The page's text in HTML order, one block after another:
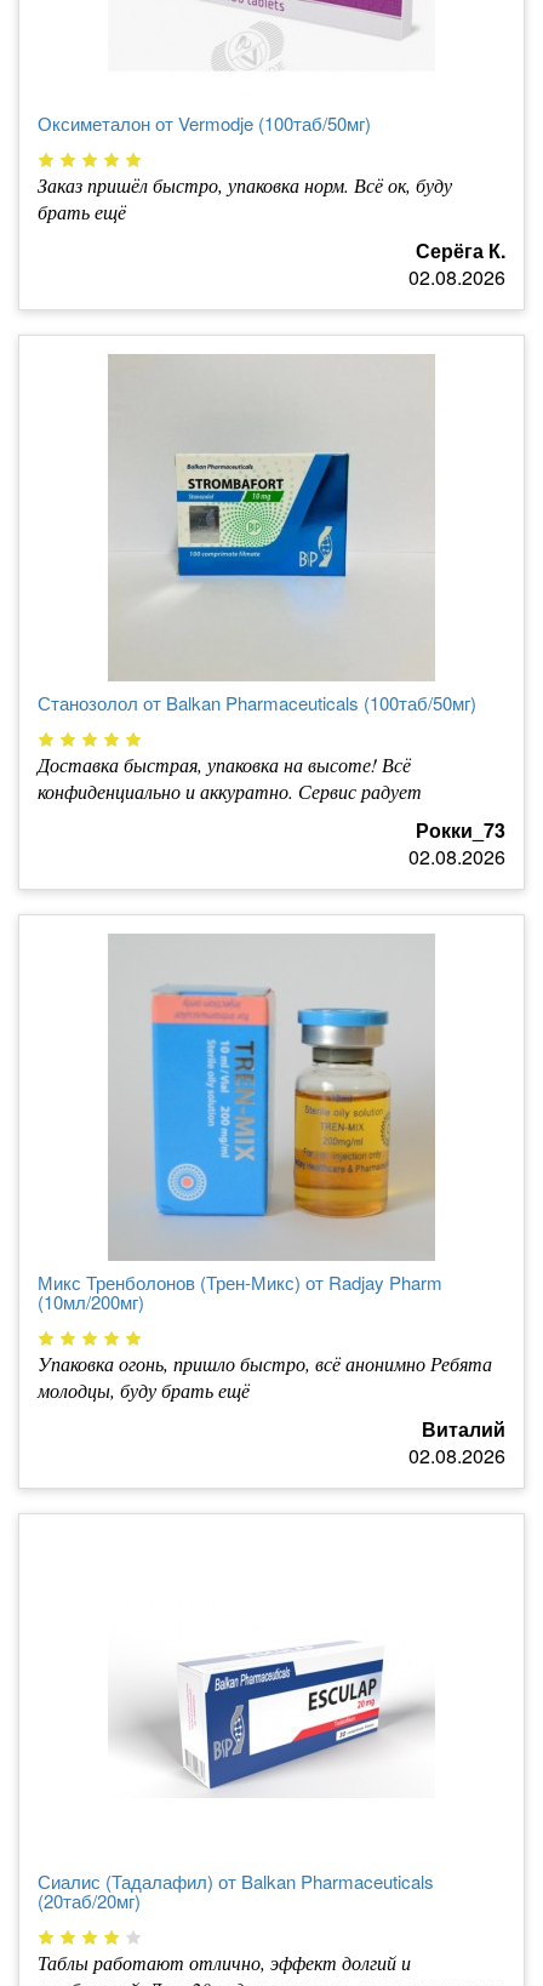
Оксиметалон от Vermodje (100таб/50мг)
Заказ пришёл быстро, упаковка норм. Всё ок, буду
брать ещё
Серёга К.
02.08.2026
Станозолол от Balkan Pharmaceuticals (100таб/50мг)
Доставка быстрая, упаковка на высоте! Всё
конфиденциально и аккуратно. Сервис радует
Рокки_73
02.08.2026
Микс Тренболонов (Трен-Микс) от Radjay Pharm
(10мл/200мг)
Упаковка огонь, пришло быстро, всё анонимно Ребята
молодцы, буду брать ещё
Виталий
02.08.2026
Сиалис (Тадалафил) от Balkan Pharmaceuticals
(20таб/20мг)
Таблы работают отлично, эффект долгий и